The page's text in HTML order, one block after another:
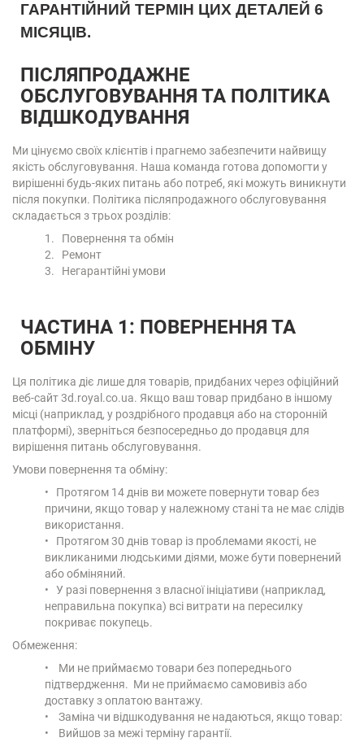
ГАРАНТІЙНИЙ ТЕРМІН ЦИХ ДЕТАЛЕЙ 6
МІСЯЦІВ.
ПІСЛЯПРОДАЖНЕ
ОБСЛУГОВУВАННЯ ТА ПОЛІТИКА
ВІДШКОДУВАННЯ
Ми цінуємо своїх клієнтів і прагнемо забезпечити найвищу
якість обслуговування. Наша команда готова допомогти у
вирішенні будь-яких питань або потреб, які можуть виникнути
після покупки. Політика післяпродажного обслуговування
складається з трьох розділів:
1. Повернення та обмін
2. Ремонт
3. Негарантійні умови
ЧАСТИНА 1: ПОВЕРНЕННЯ ТА
ОБМІНУ
Ця політика діє лише для товарів, придбаних через офіційний
веб-сайт 3d.royal.co.ua. Якщо ваш товар придбано в іншому
місці (наприклад, у роздрібного продавця або на сторонній
платформі), зверніться безпосередньо до продавця для
вирішення питань обслуговування.
Умови повернення та обміну:
• Протягом 14 днів ви можете повернути товар без
причини, якщо товар у належному стані та не має слідів
використання.
• Протягом 30 днів товар із проблемами якості, не
викликаними людськими діями, може бути повернений
або обміняний.
• У разі повернення з власної ініціативи (наприклад,
неправильна покупка) всі витрати на пересилку
покриває покупець.
Обмеження:
• Ми не приймаємо товари без попереднього
підтвердження. Ми не приймаємо самовивіз або
доставку з оплатою вантажу.
• Заміна чи відшкодування не надаються, якщо товар:
• Вийшов за межі терміну гарантії.